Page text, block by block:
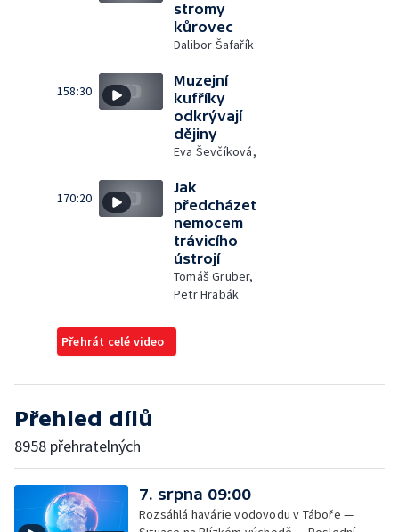
stromy
kůrovec
Dalibor Šafařík
158:30
Muzejní
kufříky
odkrývají
dějiny
Eva Ševčíková,
170:20
Jak
předcházet
nemocem
trávicího
ústrojí
Tomáš Gruber,
Petr Hrabák
Přehrát celé video
Přehled dílů
8958 přehratelných
7. srpna 09:00
Rozsáhlá havárie vodovodu v Táboře —